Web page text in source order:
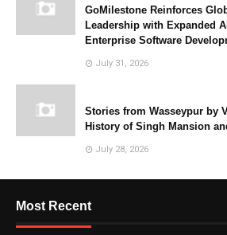
GoMilestone Reinforces
Leadership with Expanded
Enterprise Software
July 31, 2026
Stories from Wasseypur by
History of Singh Mansion
July 28, 2026
Most Recent